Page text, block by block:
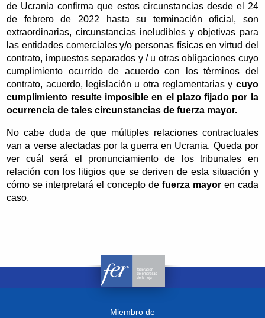
de Ucrania confirma que estos circunstancias desde el 24
de febrero de 2022 hasta su terminación oficial, son
extraordinarias, circunstancias ineludibles y objetivas para
las entidades comerciales y/o personas físicas en virtud del
contrato, impuestos separados y / u otras obligaciones cuyo
cumplimiento ocurrido de acuerdo con los términos del
contrato, acuerdo, legislación u otra reglamentarias y cuyo
cumplimiento resulte imposible en el plazo fijado por la
ocurrencia de tales circunstancias de fuerza mayor.
No cabe duda de que múltiples relaciones contractuales
van a verse afectadas por la guerra en Ucrania. Queda por
ver cuál será el pronunciamiento de los tribunales en
relación con los litigios que se deriven de esta situación y
cómo se interpretará el concepto de fuerza mayoren cada
caso.
Miembro de